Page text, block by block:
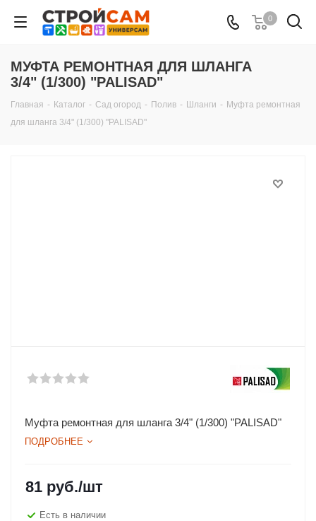
0
МУФТА РЕМОНТНАЯ ДЛЯ ШЛАНГА
3/4" (1/300) "PALISAD"
Главная - Каталог - Сад огород - Полив - Шланги - Муфта ремонтная
для шланга 3/4" (1/300) "PALISAD"
Муфта ремонтная для шланга 3/4" (1/300) "PALISAD"
ПОДРОБНЕЕ
81 руб./шт
Есть в наличии